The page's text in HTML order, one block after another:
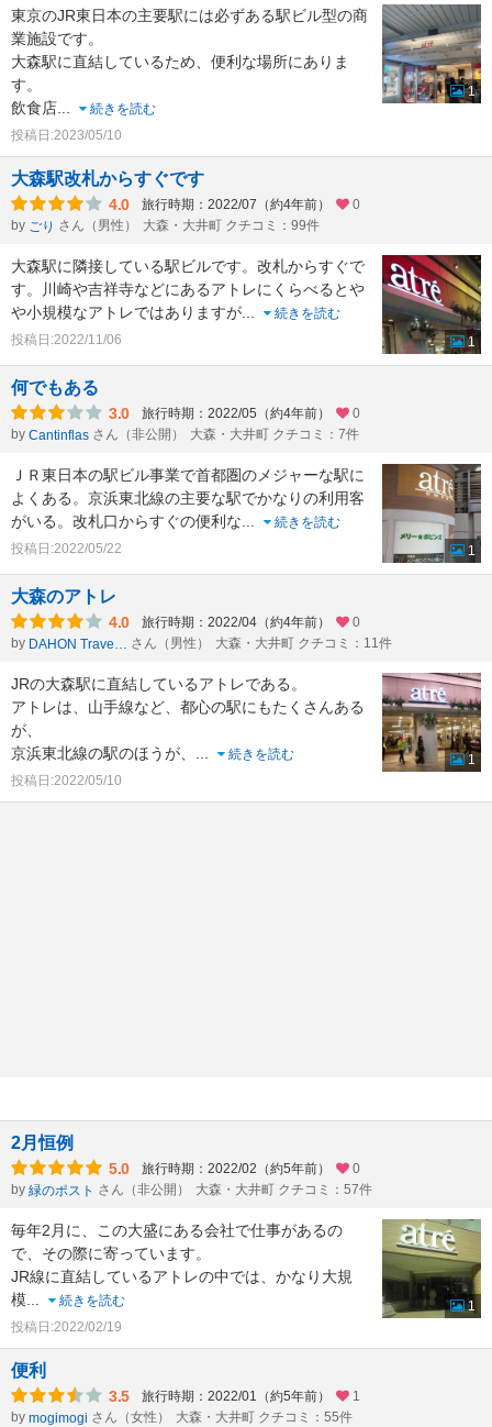
東京のJR東日本の主要駅には必ずある駅ビル型の商
業施設です。
大森駅に直結しているため、便利な場所にありま
す。
飲食店
続きを読む
投稿日:2023/05/10
1
大森駅改札からすぐです
4.0 旅行時期：2022/07（約4年前）
0
by ごり さん（男性） 大森・大井町 クチコミ：99件
大森駅に隣接している駅ビルです。改札からすぐで
す。川崎や吉祥寺などにあるアトレにくらべるとや
や小規模なアトレではありますが
続きを読む
投稿日:2022/11/06
1
何でもある
3.0 旅行時期：2022/05（約4年前）
0
by Cantinflas さん（非公開） 大森・大井町 クチコミ：7件
ＪＲ東日本の駅ビル事業で首都圏のメジャーな駅に
よくある。京浜東北線の主要な駅でかなりの利用客
がいる。改札口からすぐの便利な
続きを読む
投稿日:2022/05/22
1
大森のアトレ
4.0 旅行時期：2022/04（約4年前）
0
by
DAHON Traveler さん（男性） 大森・大井町 クチコミ：11件
JRの大森駅に直結しているアトレである。
アトレは、山手線など、都心の駅にもたくさんある
が、
京浜東北線の駅のほうが、
続きを読む
投稿日:2022/05/10
1
2月恒例
5.0 旅行時期：2022/02（約5年前）
0
by 緑のポスト さん（非公開） 大森・大井町 クチコミ：57件
毎年2月に、この大盛にある会社で仕事があるの
で、その際に寄っています。
JR線に直結しているアトレの中では、かなり大規
模
続きを読む
投稿日:2022/02/19
1
便利
3.5 旅行時期：2022/01（約5年前）
1
by mogimogi さん（女性） 大森・大井町 クチコミ：55件